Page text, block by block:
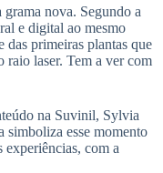
nova. Segundo a
e digital ao mesmo
das primeiras plantas que
raio laser. Tem a ver com
na Suvinil, Sylvia
simboliza esse momento
experiências, com a